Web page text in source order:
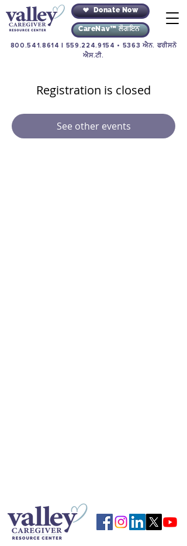
Donate Now
CareNav™ ਲੌਗਇਨ
800.541.8614 559.224.9154 • 5363 ਐਨ. ਫਰੀਸਨੋ
ਐਸ.ਟੀ.
Registration is closed
See other events